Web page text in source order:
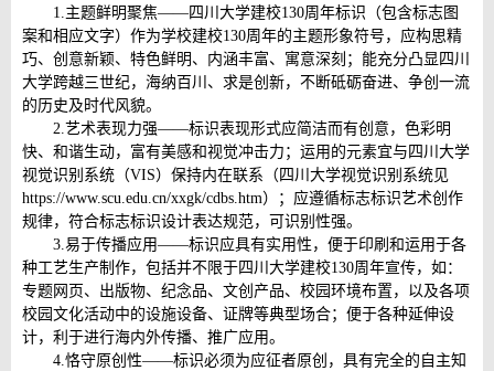
1.主题鲜明聚焦——四川大学建校130周年标识（包含标志图
案和相应文字）作为学校建校130周年的主题形象符号，应构思精
巧、创意新颖、特色鲜明、内涵丰富、寓意深刻；能充分凸显四川
大学跨越三世纪，海纳百川、求是创新，不断砥砺奋进、争创一流
的历史及时代风貌。
2.艺术表现力强——标识表现形式应简洁而有创意，色彩明
快、和谐生动，富有美感和视觉冲击力；运用的元素宜与四川大学
视觉识别系统（VIS）保持内在联系（四川大学视觉识别系统见
https://www.scu.edu.cn/xxgk/cdbs.htm）；应遵循标志标识艺术创作
规律，符合标志标识设计表达规范，可识别性强。
3.易于传播应用——标识应具有实用性，便于印刷和运用于各
种工艺生产制作，包括并不限于四川大学建校130周年宣传，如：
专题网页、出版物、纪念品、文创产品、校园环境布置，以及各项
校园文化活动中的设施设备、证牌等典型场合；便于各种延伸设
计，利于进行海内外传播、推广应用。
4.恪守原创性——标识必须为应征者原创，具有完全的自主知